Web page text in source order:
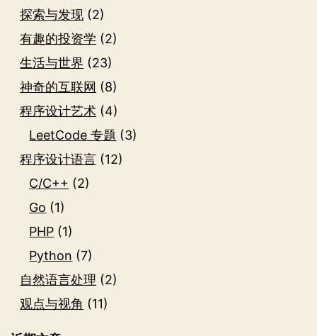
探索与发现 (2)
有趣的投资学 (2)
生活与世界 (23)
神奇的互联网 (8)
程序设计艺术 (4)
LeetCode 专题 (3)
程序设计语言 (12)
C/C++ (2)
Go (1)
PHP (1)
Python (7)
自然语言处理 (2)
观点与视角 (11)